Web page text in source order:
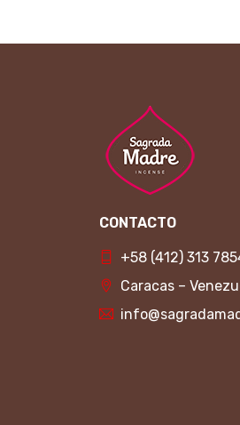
CONTACTO
+58 (412) 313
Caracas –